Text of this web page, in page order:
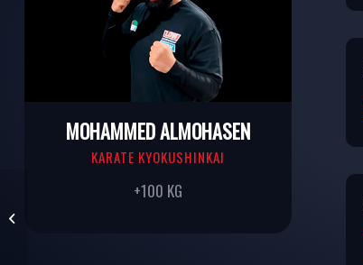
MOHAMMED ALMOHASEN
KARATE KYOKUSHINKAI
+100 KG